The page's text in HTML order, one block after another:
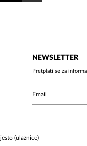
(ulaznice)
NEWSLETTER
Pretplati se za